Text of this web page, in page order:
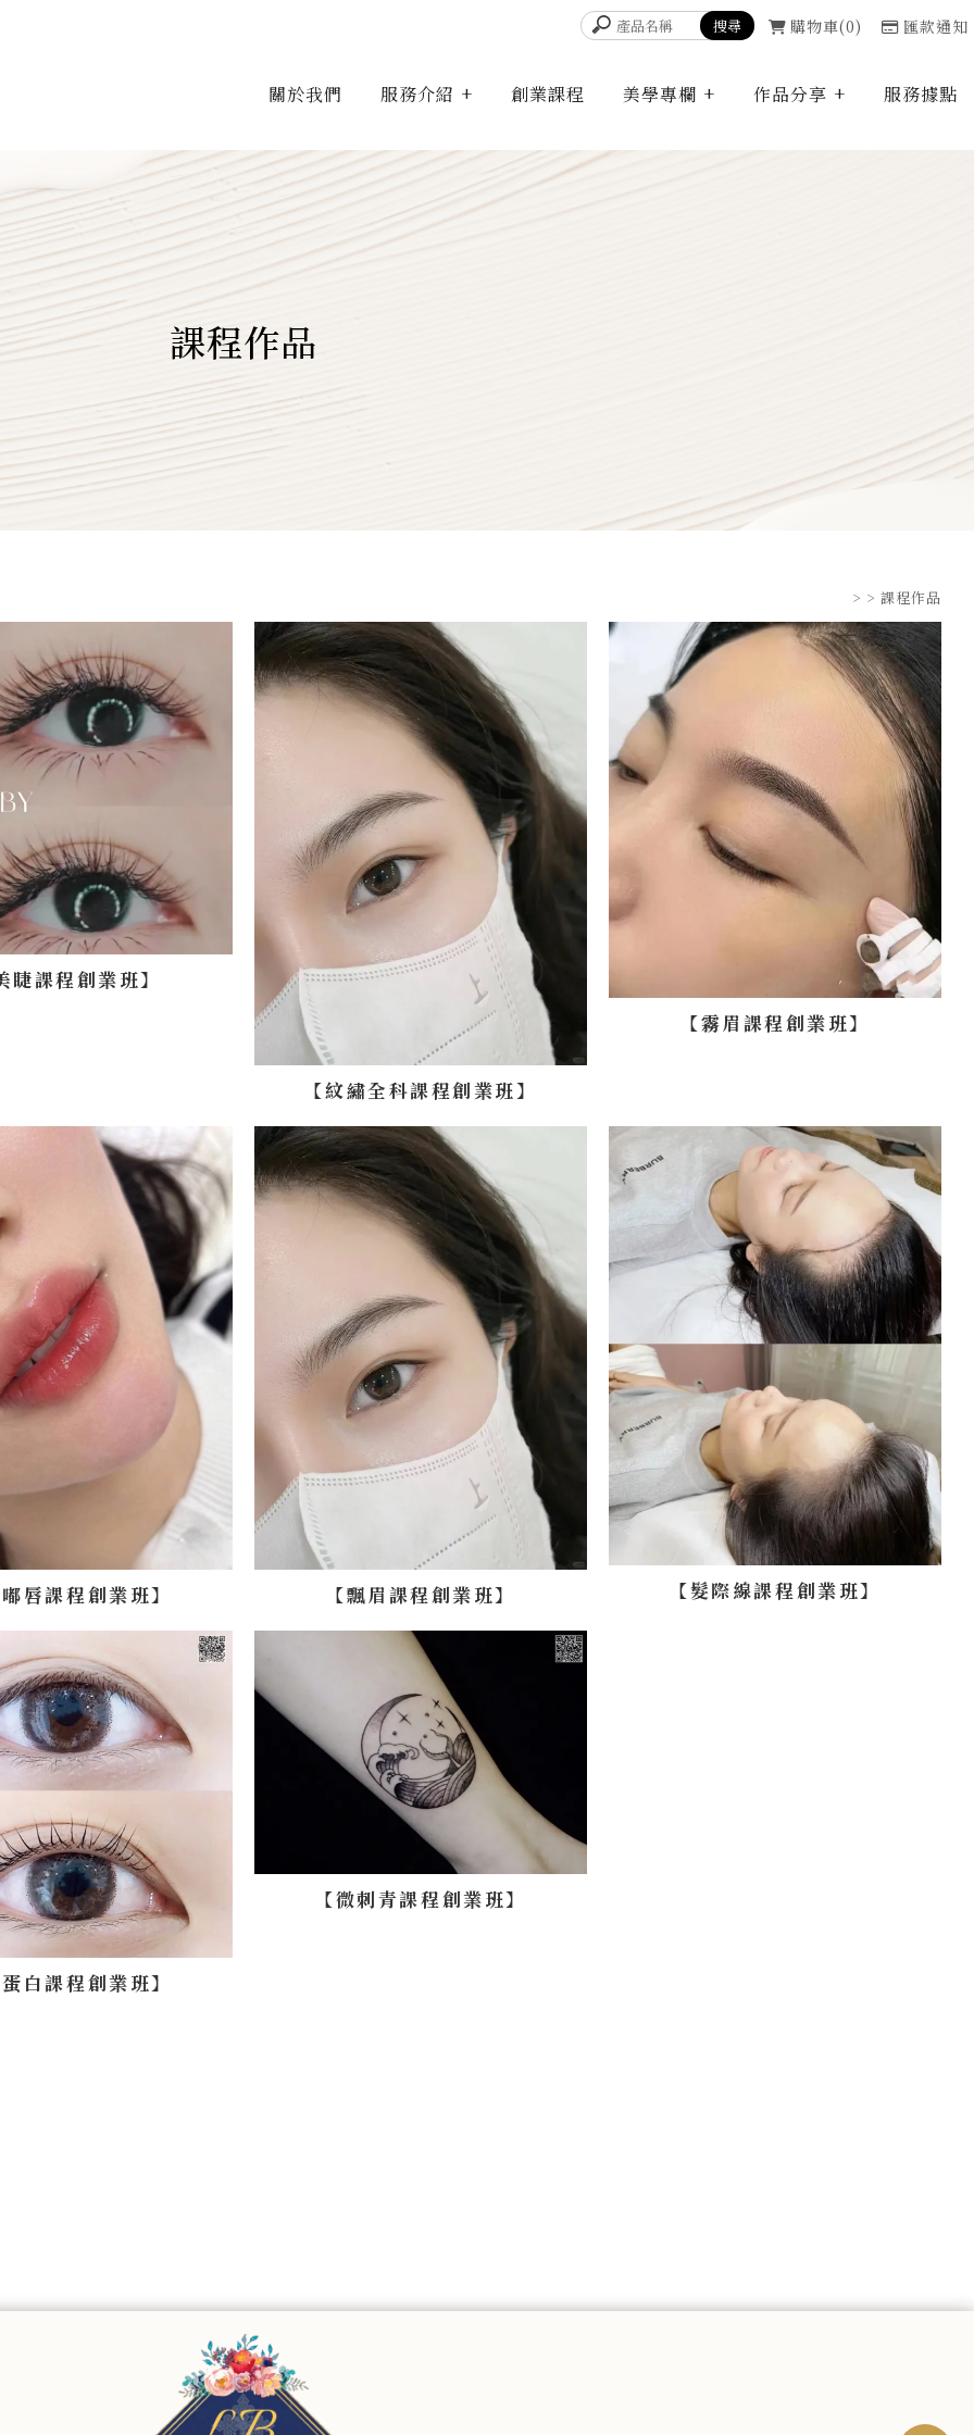
購物車 0 匯款通知
關於我們 服務介紹 創業課程 美學專欄 作品分享 服務據點
課程作品
> > 課程作品
睫課程創業班】
【紋繡全科課程創業班】
【霧眉課程創業班】
唇課程創業班】 【飄眉課程創業班】 【髮際線課程創業班】
白課程創業班】
【微刺青課程創業班】